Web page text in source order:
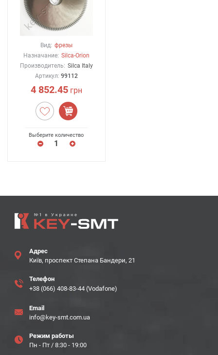
Вид: фрезы
Назначание: Silca-Orion
Производитель: Silca Italy
Артикул: 99112
4 852.45грн
Выберите количество
Адрес
Київ, проспект Степана Бандери, 21
Телефон
+38 (066) 408-83-44 (Vodafone)
Email
info@key-smt.com.ua
Режим работы
Пн - Пт / 8:30 - 19:00